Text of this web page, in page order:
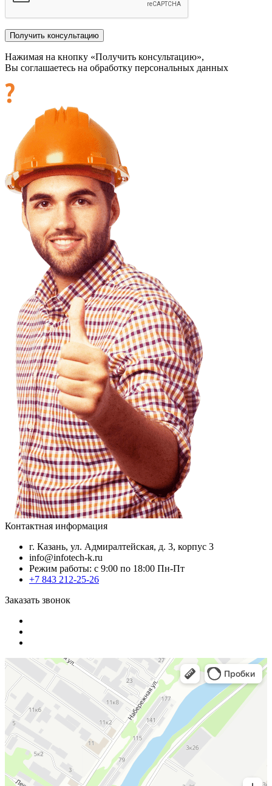
Нажимая на кнопку «Получить консультацию»,
Вы соглашаетесь на обработку персональных данных
Контактная информация
г. Казань, ул. Адмиралтейская, д. 3, корпус 3
info@infotech-k.ru
Режим работы: с 9:00 по 18:00 Пн-Пт
+7 843 212-25-26
Заказать звонок